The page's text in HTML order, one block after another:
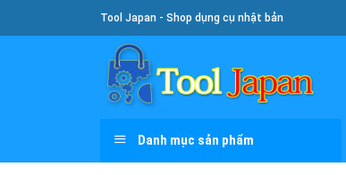
To
Tool Japan - Shop dụng cụ nhật bản
Danh mục sản phẩm